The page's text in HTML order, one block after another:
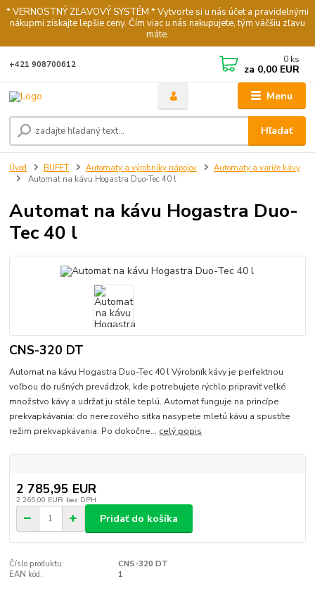
* VERNOSTNÝ ZĽAVOVÝ SYSTÉM * Vytvorte si u nás účet a pravidelnými
nákupmi získajte lepšie ceny. Čím viac u nás nakupujete, tým väčšiu zľavu
máte.
Menu
Hľadať
+421 908700612 0 ks
za 0,00 EUR
Úvod BUFET Automaty a výrobníky nápojov
Automaty a variče kávy
Automat na kávu Hogastra Duo-Tec 40 l
Automat na kávu Hogastra Duo-
Tec 40 l
CNS-320 DT
Automat na kávu Hogastra Duo-Tec 40 l Výrobník kávy je perfektnou
voľbou do rušných prevádzok, kde potrebujete rýchlo pripraviť veľké
množstvo kávy a udržať ju stále teplú. Automat funguje na princípe
prekvapkávania: do nerezového sitka nasypete mletú kávu a spustíte
režim prekvapkávania. Po dokočne... celý popis
2 785,95 EUR
2 265,00 EUR bez DPH
Pridať do košíka
Číslo produktu:
CNS-320 DT
EAN kód:
1